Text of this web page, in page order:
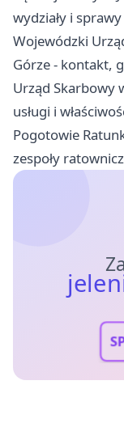
wydziały i
Wojewódzki
Górze - kontakt,
Urząd Skarbowy
usługi i
Pogotowie
zespoły